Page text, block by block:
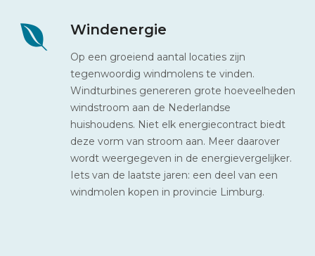
Windenergie
Op een groeiend aantal locaties zijn
tegenwoordig windmolens te vinden.
Windturbines genereren grote hoeveelheden
windstroom aan de Nederlandse
huishoudens. Niet elk energiecontract biedt
deze vorm van stroom aan. Meer daarover
wordt weergegeven in de energievergelijker.
Iets van de laatste jaren: een deel van een
windmolen kopen in provincie Limburg.